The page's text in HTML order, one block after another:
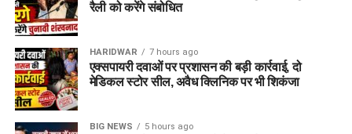
रैली को करेंगे संबोधित
HARIDWAR 7 hours ago
एक्सपायरी दवाओं पर प्रशासन की बड़ी कार्रवाई, दो
मेडिकल स्टोर सील, अवैध क्लिनिक पर भी शिकंजा
BIG NEWS 5 hours ago